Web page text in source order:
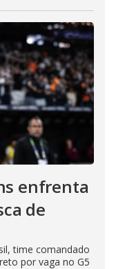
enfrenta
de
time comandado
por vaga no G5